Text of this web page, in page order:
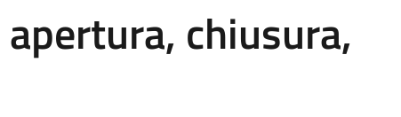
chiusura,